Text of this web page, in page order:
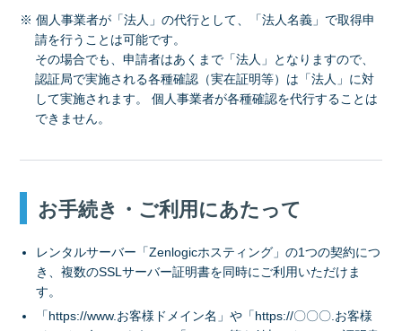
※ 個人事業者が「法人」の代行として、「法人名義」で取得申
請を行うことは可能です。
その場合でも、申請者はあくまで「法人」となりますので、
認証局で実施される各種確認（実在証明等）は「法人」に対
して実施されます。 個人事業者が各種確認を代行することは
できません。
お手続き・ご利用にあたって
レンタルサーバー「Zenlogicホスティング」の1つの契約につ
き、複数のSSLサーバー証明書を同時にご利用いただけま
す。
「https://www.お客様ドメイン名」や「https://〇〇〇.お客様